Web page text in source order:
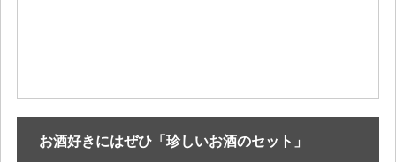
お酒好きにはぜひ「珍しいお酒のセット」